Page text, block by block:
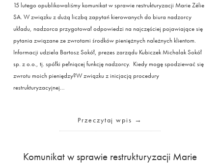
15 lutego opublikowaliśmy komunikat w sprawie restrukturyzacji Marie Zélie
SA. W związku z dużą liczbą zapytań kierowanych do biura nadzorcy
układu, nadzorca przygotował odpowiedzi na najczęściej pojawiające się
pytania związane ze zwrotami środków pieniężnych należnych klientom.
Informacji udziela Bartosz Sokół, prezes zarządu Kubiczek Michalak Sokół
sp. z o.o., tj. spółki pełniącej funkcję nadzorcy. Kiedy mogę spodziewać się
zwrotu moich pieniędzy?W związku z inicjacją procedury
restrukturyzacyjnej…
Przeczytaj wpis
Komunikat w sprawie restrukturyzacji Marie